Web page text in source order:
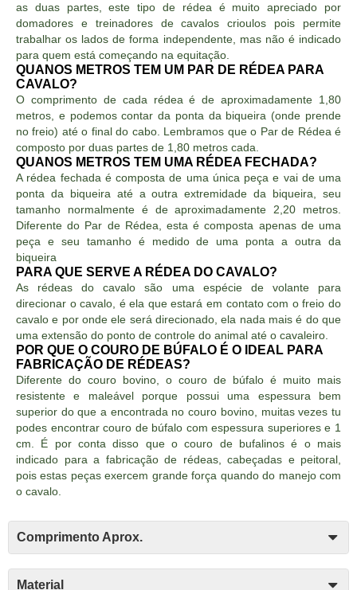
as duas partes, este tipo de rédea é muito apreciado por
domadores e treinadores de cavalos crioulos pois permite
trabalhar os lados de forma independente, mas não é indicado
para quem está começando na equitação.
QUANOS METROS TEM UM PAR DE RÉDEA PARA
CAVALO?
O comprimento de cada rédea é de aproximadamente 1,80
metros, e podemos contar da ponta da biqueira (onde prende
no freio) até o final do cabo. Lembramos que o Par de Rédea é
composto por duas partes de 1,80 metros cada.
QUANOS METROS TEM UMA RÉDEA FECHADA?
A rédea fechada é composta de uma única peça e vai de uma
ponta da biqueira até a outra extremidade da biqueira, seu
tamanho normalmente é de aproximadamente 2,20 metros.
Diferente do Par de Rédea, esta é composta apenas de uma
peça e seu tamanho é medido de uma ponta a outra da
biqueira
PARA QUE SERVE A RÉDEA DO CAVALO?
As rédeas do cavalo são uma espécie de volante para
direcionar o cavalo, é ela que estará em contato com o freio do
cavalo e por onde ele será direcionado, ela nada mais é do que
uma extensão do ponto de controle do animal até o cavaleiro.
POR QUE O COURO DE BÚFALO É O IDEAL PARA
FABRICAÇÃO DE RÉDEAS?
Diferente do couro bovino, o couro de búfalo é muito mais
resistente e maleável porque possui uma espessura bem
superior do que a encontrada no couro bovino, muitas vezes tu
podes encontrar couro de búfalo com espessura superiores e 1
cm. É por conta disso que o couro de bufalinos é o mais
indicado para a fabricação de rédeas, cabeçadas e peitoral,
pois estas peças exercem grande força quando do manejo com
o cavalo.
Comprimento Aprox.
Material